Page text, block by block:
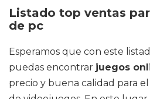
Listado top ventas
de pc
Esperamos que con este
puedas encontrar juegos
precio y buena calidad para